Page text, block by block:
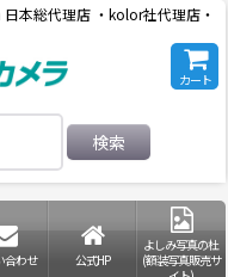
本総代理店 ・kolor社代理店・
カート
検索
合わせ 公式HP
よしみ写真の杜
(額装写真販売サ